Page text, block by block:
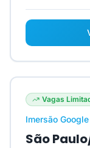
Vagas
Imersão
São